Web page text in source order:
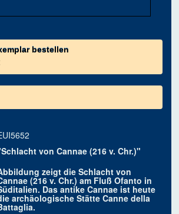
bestellen
von Cannae (216 v. Chr.)"
zeigt die Schlacht von
(216 v. Chr.) am Fluß Ofanto in
Das antike Cannae ist heute
archäologische Stätte Canne della